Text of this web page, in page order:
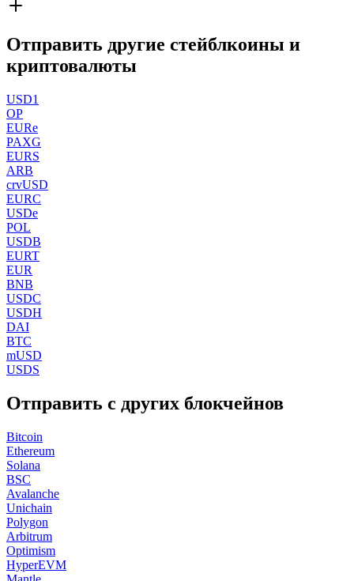
Отправить другие стейблкоины и
криптовалюты
USD1
OP
EURe
PAXG
EURS
ARB
crvUSD
EURC
USDe
POL
USDB
EURT
EUR
BNB
USDC
USDH
DAI
BTC
mUSD
USDS
Отправить с других блокчейнов
Bitcoin
Ethereum
Solana
BSC
Avalanche
Unichain
Polygon
Arbitrum
Optimism
HyperEVM